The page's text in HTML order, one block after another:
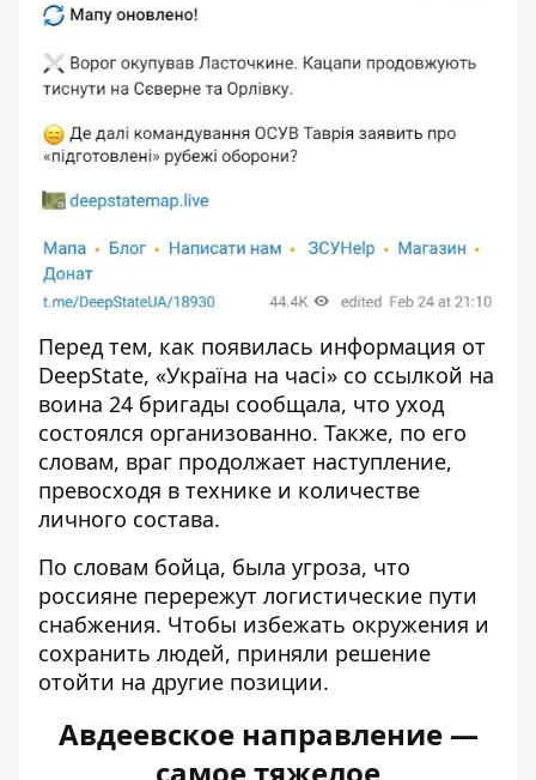
Перед тем, как появилась информация от
DeepState, «Україна на часі» со ссылкой на
воина 24 бригады сообщала, что уход
состоялся организованно. Также, по его
словам, враг продолжает наступление,
превосходя в технике и количестве
личного состава.
По словам бойца, была угроза, что
россияне перережут логистические пути
снабжения. Чтобы избежать окружения и
сохранить людей, приняли решение
отойти на другие позиции.
Авдеевское направление —
самое тяжелое